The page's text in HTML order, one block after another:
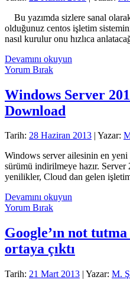
Bulun
Bu yazımda sizlere sanal
olduğunuz centos işletim
nasıl kurulur onu hızlıca
Devamını okuyun
Kurulumu
Yorum Bırak
Windows Server
Download
Tarih: 28 Haziran 2013 | Yazar:
Windows server ailesinin en
sürümü indirilmeye hazır. Server
yenilikler, Cloud dan gelen
Devamını okuyun
R2
Preview
Download
Yorum Bırak
Google’ın not
ortaya çıktı
Tarih: 21 Mart 2013 | Yazar: M.